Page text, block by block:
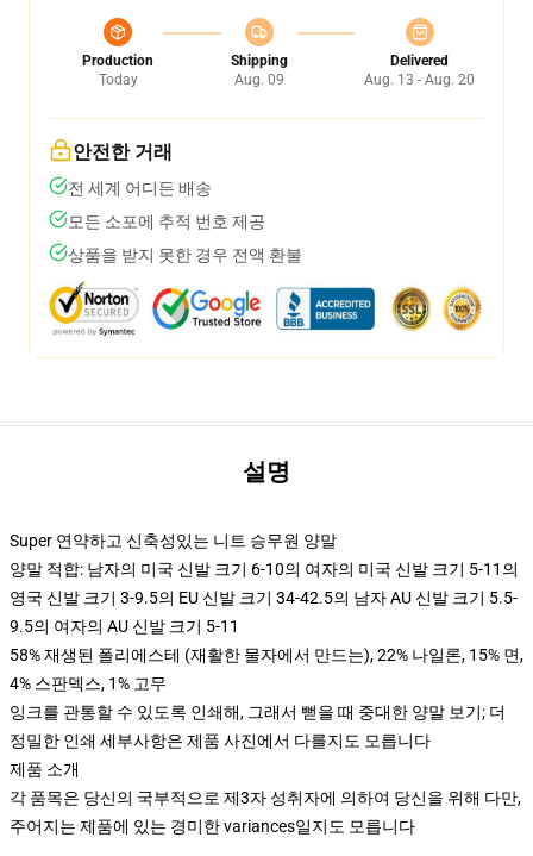
Production
Today
Shipping
Aug. 09
Delivered
Aug. 13 - Aug. 20
안전한 거래
전 세계 어디든 배송
모든 소포에 추적 번호 제공
상품을 받지 못한 경우 전액 환불
설명
Super 연약하고 신축성있는 니트 승무원 양말
양말 적합: 남자의 미국 신발 크기 6-10의 여자의 미국 신발 크기 5-11의
영국 신발 크기 3-9.5의 EU 신발 크기 34-42.5의 남자 AU 신발 크기 5.5-
9.5의 여자의 AU 신발 크기 5-11
58% 재생된 폴리에스테 (재활한 물자에서 만드는), 22% 나일론, 15% 면,
4% 스판덱스, 1% 고무
잉크를 관통할 수 있도록 인쇄해, 그래서 뻗을 때 중대한 양말 보기; 더
정밀한 인쇄 세부사항은 제품 사진에서 다를지도 모릅니다
제품 소개
각 품목은 당신의 국부적으로 제3자 성취자에 의하여 당신을 위해 다만,
주어지는 제품에 있는 경미한 variances일지도 모릅니다